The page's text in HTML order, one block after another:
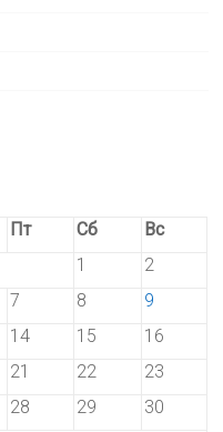
Пт Сб
Вс
1
2
7 8
9
14 15
16
21 22
23
28 29 30